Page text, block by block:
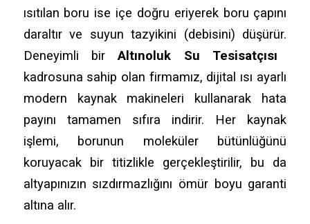
ısıtılan boru ise içe doğru eriyerek boru çapını
daraltır ve suyun tazyikini (debisini) düşürür.
Deneyimli birAltınoluk Su Tesisatçısı
kadrosuna sahip olan firmamız, dijital ısı ayarlı
modern kaynak makineleri kullanarak hata
payını tamamen sıfıra indirir. Her kaynak
işlemi, borunun moleküler bütünlüğünü
koruyacak bir titizlikle gerçekleştirilir, bu da
altyapınızın sızdırmazlığını ömür boyu garanti
altına alır.